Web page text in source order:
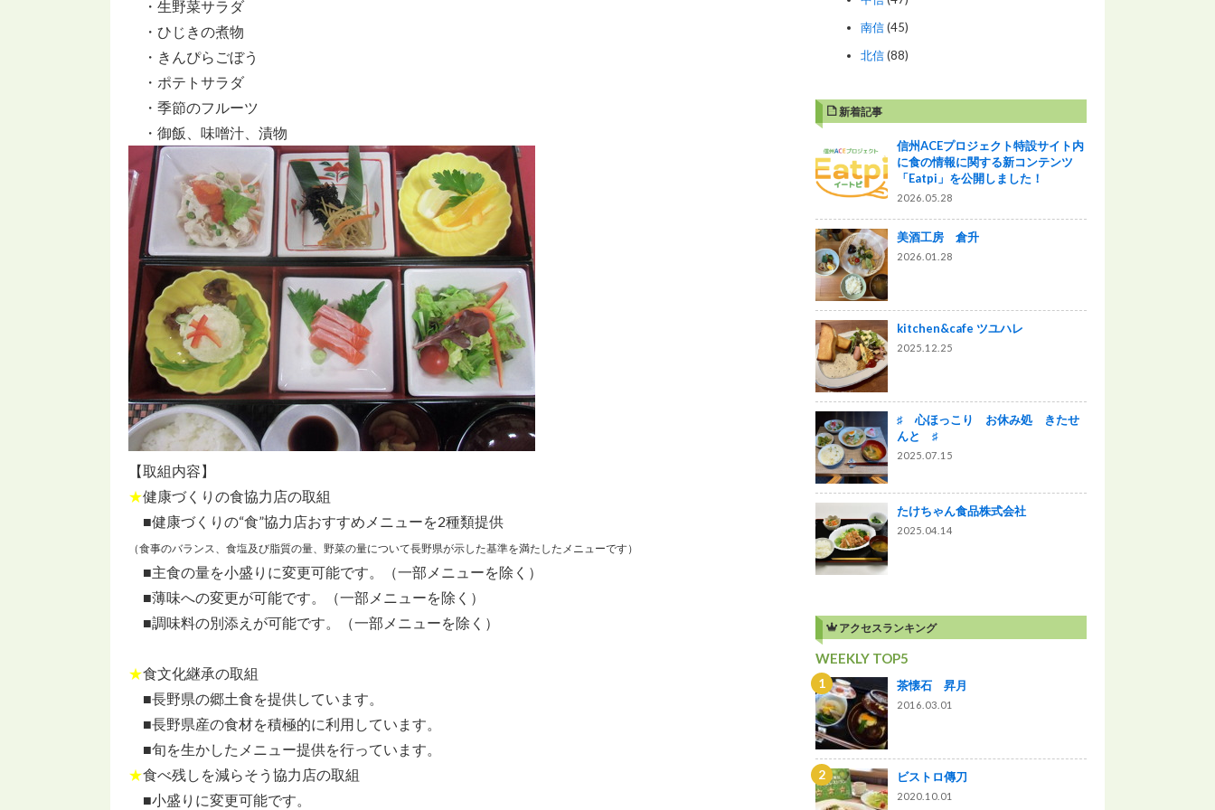
・生野菜サラダ
・ひじきの煮物
・きんぴらごぼう
・ポテトサラダ
・季節のフルーツ
・御飯、味噌汁、漬物
【取組内容】
★健康づくりの食協力店の取組
■健康づくりの“食”協力店おすすめメニューを2種類提供
（食事のバランス、食塩及び脂質の量、野菜の量について長野県が示した基準を満たしたメニューです）
■主食の量を小盛りに変更可能です。（一部メニューを除く）
■薄味への変更が可能です。（一部メニューを除く）
■調味料の別添えが可能です。（一部メニューを除く）
★食文化継承の取組
■長野県の郷土食を提供しています。
■長野県産の食材を積極的に利用しています。
■旬を生かしたメニュー提供を行っています。
★食べ残しを減らそう協力店の取組
■小盛りに変更可能です。
南信(45)
北信(88)
新着記事
信州ACEプロジェクト特設サイト内
に食の情報に関する新コンテンツ
「Eatpi」を公開しました！
2026.05.28
美酒工房 倉升
2026.01.28
kitchen&cafe ツユハレ
2025.12.25
♯ 心ほっこり お休み処 きたせ
んと ♯
2025.07.15
たけちゃん食品株式会社
2025.04.14
アクセスランキング
WEEKLY TOP5
茶懐石 昇月
2016.03.01
ビストロ傳刀
2020.10.01